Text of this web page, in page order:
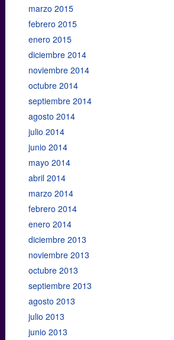
marzo 2015
febrero 2015
enero 2015
diciembre 2014
noviembre 2014
octubre 2014
septiembre 2014
agosto 2014
julio 2014
junio 2014
mayo 2014
abril 2014
marzo 2014
febrero 2014
enero 2014
diciembre 2013
noviembre 2013
octubre 2013
septiembre 2013
agosto 2013
julio 2013
junio 2013